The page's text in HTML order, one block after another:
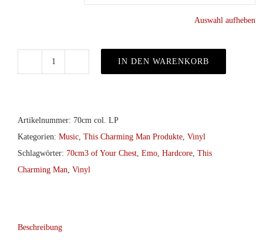
Auswahl aufheben
Your
Chest
–
When
Dinosaur
IN DEN WARENKORB
Artikelnummer: 70cm col. LP
Kategorien: Music This Charming Man Produkte Vinyl
Schlagwörter: 70cm3 of Your Chest Emo Hardcore This
Charming Man Vinyl
Beschreibung